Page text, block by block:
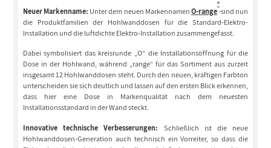
Neuer Markenname: Unter dem neuen MarkennamenO-range
®
sind nun
die Produktfamilien der Hohlwanddosen für die Standard-Elektro-
Installation und die luftdichte Elektro-Installation zusammengefasst.
Dabei symbolisiert das kreisrunde „O“ die Installationsöffnung für die
Dose in der Hohlwand, während „range“ für das Sortiment aus zurzeit
insgesamt 12 Hohlwanddosen steht. Durch den neuen, kräftigen Farbton
unterscheiden sie sich deutlich und lassen auf den ersten Blick erkennen,
dass hier eine Dose in Markenqualität nach dem neuesten
Installationsstandard in der Wand steckt.
Innovative technische Verbesserungen: Schließlich ist die neue
Hohlwanddosen-Generation auch technisch ein Vorreiter, so dass die